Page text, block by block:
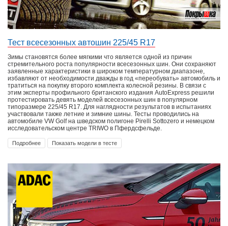
Тест всесезонных автошин 225/45 R17
Зимы становятся более мягкими что является одной из причин
стремительного роста популярности всесезонных шин. Они сохраняют
заявленные характеристики в широком температурном диапазоне,
избавляют от необходимости дважды в год «переобувать» автомобиль и
тратиться на покупку второго комплекта колесной резины. В связи с
этим эксперты профильного британского издания AutoExpress решили
протестировать девять моделей всесезонных шин в популярном
типоразмере 225/45 R17. Для наглядности результатов в испытаниях
участвовали также летние и зимние шины. Тесты проводились на
автомобиле VW Golf на шведском полигоне Pirelli Sottozero и немецком
исследовательском центре TRIWO в Пфердсфельде.
Подробнее Показать модели в тесте